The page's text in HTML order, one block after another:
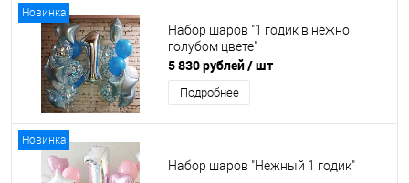
Новинка
Набор шаров "1 годик в нежно
голубом цвете"
5 830 рублей/ шт
Подробнее
Новинка
Набор шаров "Нежный 1 годик"